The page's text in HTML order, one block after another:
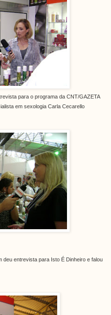
para o programa da CNT/GAZETA
em sexologia Carla Cecarello
deu entrevista para Isto É Dinheiro e falou